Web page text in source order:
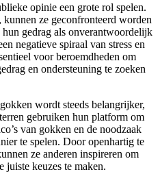
opinie een grote rol spelen.
ze geconfronteerd worden
gedrag als onverantwoordelijk
negatieve spiraal van stress en
voor beroemdheden om
en ondersteuning te zoeken
wordt steeds belangrijker,
gebruiken hun platform om
van gokken en de noodzaak
te spelen. Door openhartig te
ze anderen inspireren om
juiste keuzes te maken.